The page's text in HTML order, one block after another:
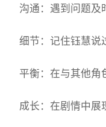
沟通：遇到问题及
细节：记住钰慧说
平衡：在与其他角
成长：在剧情中展